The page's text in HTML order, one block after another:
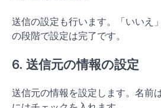
送信の設定も行います。「いいえ
の段階で設定は完了です。
6. 送信元の情報の設定
送信元の情報を設定します。名前